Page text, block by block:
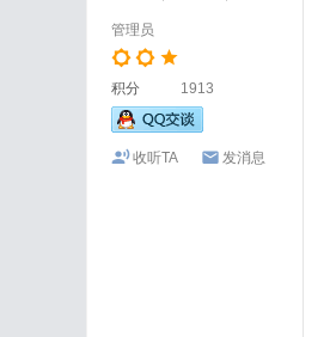
管理员
积分 1913
收听TA 发消息